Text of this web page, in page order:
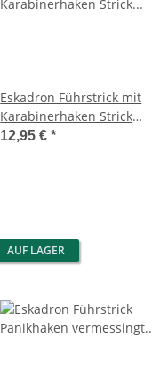
Eskadron Führstrick mit
Karabinerhaken Strick
Anbindestrick vermessingt
12,95 €*
AUF LAGER